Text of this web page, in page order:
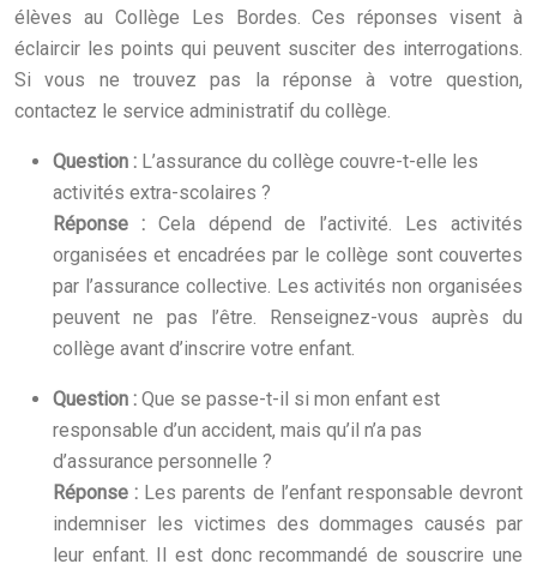
élèves au Collège Les Bordes. Ces réponses visent à
éclaircir les points qui peuvent susciter des interrogations.
Si vous ne trouvez pas la réponse à votre question,
contactez le service administratif du collège.
Question : L’assurance du collège couvre-t-elle les
activités extra-scolaires ?
Réponse : Cela dépend de l’activité. Les activités
organisées et encadrées par le collège sont couvertes
par l’assurance collective. Les activités non organisées
peuvent ne pas l’être. Renseignez-vous auprès du
collège avant d’inscrire votre enfant.
Question : Que se passe-t-il si mon enfant est
responsable d’un accident, mais qu’il n’a pas
d’assurance personnelle ?
Réponse : Les parents de l’enfant responsable devront
indemniser les victimes des dommages causés par
leur enfant. Il est donc recommandé de souscrire une